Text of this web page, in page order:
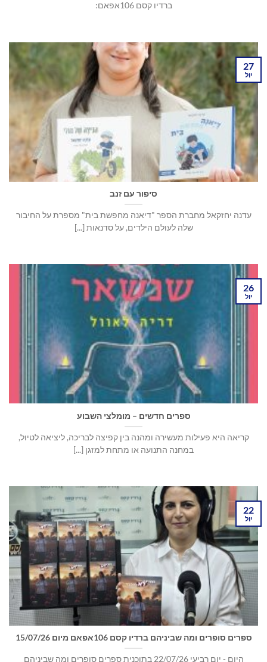
ברדיו קסם 106אפאם:
סיפור עם זנב
עדנה יחזקאל מחברת הספר "דיאנה מחפשת בית" מספרת על החיבור
שלה לעולם הילדים, על סדנאות [...]
27
יול
ספרים חדשים – מומלצי השבוע
קריאה היא פעילות מעשירה ומהנה בין קפיצה לבריכה, ליציאה לטיול,
במחנה התנועה או מתחת למזגן [...]
26
יול
ספרים סופרים ומה שביניהם ברדיו קסם 106אפאם מיום 15/07/26
היום - יום רביעי 22/07/26 בתוכנית ספרים סופרים ומה שביניהם
22
יול